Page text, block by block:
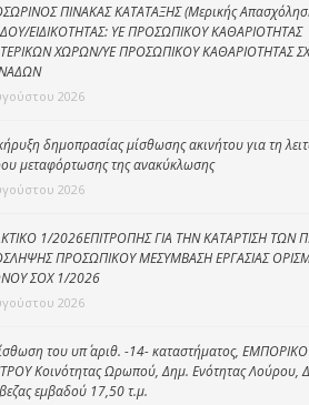
Κέντρο Ημερήσιας
Φροντίδας
Ηλικιωμένων
(Κ.Η.Φ.Η.) Πρέβεζας
ΠΙΝΑΚΑΣ ΚΑΤΑΤΑΞΗΣ (Μερικής
ΕΙΔΙΚΟΤΗΤΑΣ: ΥΕ ΠΡΟΣΩΠΙΚΟΥ ΚΑΘΑΡΙΟΤΗΤΑΣ
ΧΩΡΩΝ/ΥΕ ΠΡΟΣΩΠΙΚΟΥ ΚΑΘΑΡΙΟΤΗΤΑΣ
2026
δημοπρασίας μίσθωσης ακινήτου για τη
μεταφόρτωσης της ανακύκλωσης
2026
1/2026ΕΠΙΤΡΟΠΗΣ ΓΙΑ ΤΗΝ ΚΑΤΑΡΤΙΣΗ ΤΩΝ
ΠΡΟΣΩΠΙΚΟΥ ΜΕΣΥΜΒΑΣΗ ΕΡΓΑΣΙΑΣ
ΣΟΧ 1/2026
2026
του υπ΄ αριθ. -14- καταστήματος,
Κοινότητας Ωρωπού, Δημ. Ενότητας Λούρου,
εμβαδού 17,50 τ.μ.